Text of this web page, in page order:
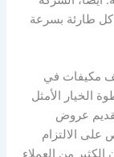
طارئة بسرعة
مكيفات في
الخيار الأمثل
عروض
على الالتزام
من العملاء